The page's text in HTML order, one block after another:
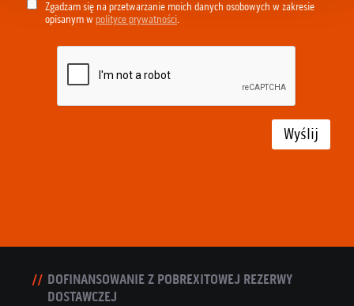
Zgadzam się na przetwarzanie moich danych osobowych w zakresie
opisanym w polityce prywatności.
Wyślij
DOFINANSOWANIE Z POBREXITOWEJ REZERWY
DOSTAWCZEJ